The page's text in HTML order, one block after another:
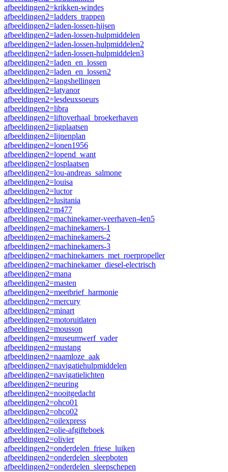
afbeeldingen2=krikken-windes
afbeeldingen2=ladders_trappen
afbeeldingen2=laden-lossen-hijsen
afbeeldingen2=laden-lossen-hulpmiddelen
afbeeldingen2=laden-lossen-hulpmiddelen2
afbeeldingen2=laden-lossen-hulpmiddelen3
afbeeldingen2=laden_en_lossen
afbeeldingen2=laden_en_lossen2
afbeeldingen2=langshellingen
afbeeldingen2=latyanor
afbeeldingen2=lesdeuxsoeurs
afbeeldingen2=libra
afbeeldingen2=liftoverhaal_broekerhaven
afbeeldingen2=ligplaatsen
afbeeldingen2=lijnenplan
afbeeldingen2=lonen1956
afbeeldingen2=lopend_want
afbeeldingen2=losplaatsen
afbeeldingen2=lou-andreas_salmone
afbeeldingen2=louisa
afbeeldingen2=luctor
afbeeldingen2=lusitania
afbeeldingen2=m477
afbeeldingen2=machinekamer-veerhaven-4en5
afbeeldingen2=machinekamers-1
afbeeldingen2=machinekamers-2
afbeeldingen2=machinekamers-3
afbeeldingen2=machinekamers_met_roerpropeller
afbeeldingen2=machinekamer_diesel-electrisch
afbeeldingen2=mana
afbeeldingen2=masten
afbeeldingen2=meetbrief_harmonie
afbeeldingen2=mercury
afbeeldingen2=minart
afbeeldingen2=motoruitlaten
afbeeldingen2=mousson
afbeeldingen2=museumwerf_vader
afbeeldingen2=mustang
afbeeldingen2=naamloze_aak
afbeeldingen2=navigatiehulpmiddelen
afbeeldingen2=navigatielichten
afbeeldingen2=neuring
afbeeldingen2=nooitgedacht
afbeeldingen2=ohco01
afbeeldingen2=ohco02
afbeeldingen2=oilexpress
afbeeldingen2=olie-afgifteboek
afbeeldingen2=olivier
afbeeldingen2=onderdelen_friese_luiken
afbeeldingen2=onderdelen_sleepboten
afbeeldingen2=onderdelen_sleepschepen